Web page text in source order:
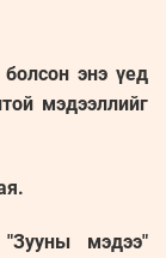
энэ үед
мэдээллийг
мэдээ"